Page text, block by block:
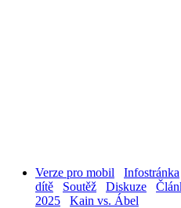
Verze pro mobil Infostránka
dítě
Soutěž Diskuze
2025
Kain vs. Ábel